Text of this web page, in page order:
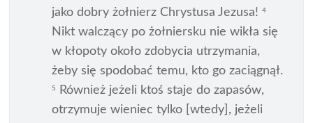
jako dobry żołnierz Chrystusa Jezusa!4
Nikt walczący po żołniersku nie wikła się
w kłopoty około zdobycia utrzymania,
żeby się spodobać temu, kto go zaciągnął.
5
Również jeżeli ktoś staje do zapasów,
otrzymuje wieniec tylko [wtedy], jeżeli